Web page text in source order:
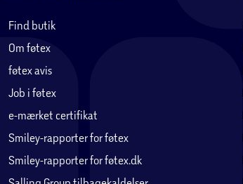
Find butik
Om føtex
føtex avis
Job i føtex
e-mærket certifikat
Smiley-rapporter for føtex
Smiley-rapporter for føtex.dk